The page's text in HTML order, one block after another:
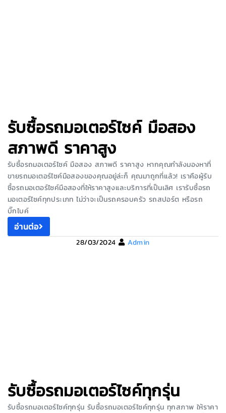
รับซื้อรถมอเตอร์ไซค์ มือสอง
สภาพดี ราคาสูง
รับซื้อรถมอเตอร์ไซค์ มือสอง สภาพดี ราคาสูง หากคุณกำลังมองหาที่
ขายรถมอเตอร์ไซค์มือสองของคุณอยู่ล่ะก็ คุณมาถูกที่แล้ว! เราคือผู้รับ
ซื้อรถมอเตอร์ไซค์มือสองที่ให้ราคาสูงและบริการที่เป็นเลิศ เรารับซื้อรถ
มอเตอร์ไซค์ทุกประเภท ไม่ว่าจะเป็นรถครอบครัว รถสปอร์ต หรือรถ
บิ๊กไบค์
อ่านต่อ
28/03/2024 Admin
รับซื้อรถมอเตอร์ไซค์ทุกรุ่น
รับซื้อรถมอเตอร์ไซค์ทุกรุ่น รับซื้อรถมอเตอร์ไซค์ทุกรุ่น ทุกสภาพ ให้ราคา